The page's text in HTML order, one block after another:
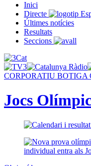
Inici
Directe
Últimes notícies
Resultats
Seccions
CORPORATIU BOTIGA
Jocs